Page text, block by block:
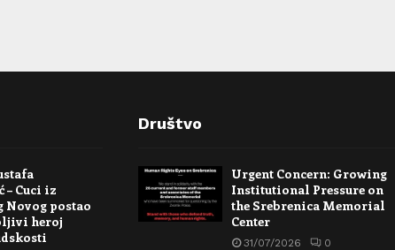
Cuci iz
Novog postao
heroj
Društvo
Urgent Concern: Growing
Institutional Pressure on
the Srebrenica Memorial
Center
31/07/2026 0